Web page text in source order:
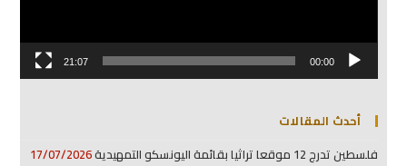
00:00
21:07
أحدث المقالات
فلسطين تدرج 12 موقعا تراثيا بقائمة اليونسكو التمهيدية
17/07/2026